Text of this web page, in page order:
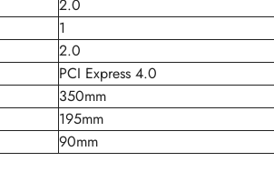
2.0
1
2.0
PCI Express 4.0
350mm
195mm
90mm